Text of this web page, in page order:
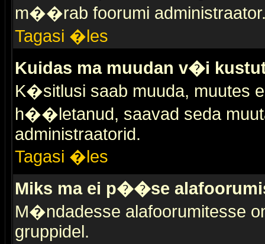
m��rab foorumi
Tagasi �les
Kuidas ma muudan v�i
K�sitlusi saab muuda, muutes
h��letanud, saavad seda
administraatorid.
Tagasi �les
Miks ma ei p��se
M�ndadesse alafoorumitesse
gruppidel.